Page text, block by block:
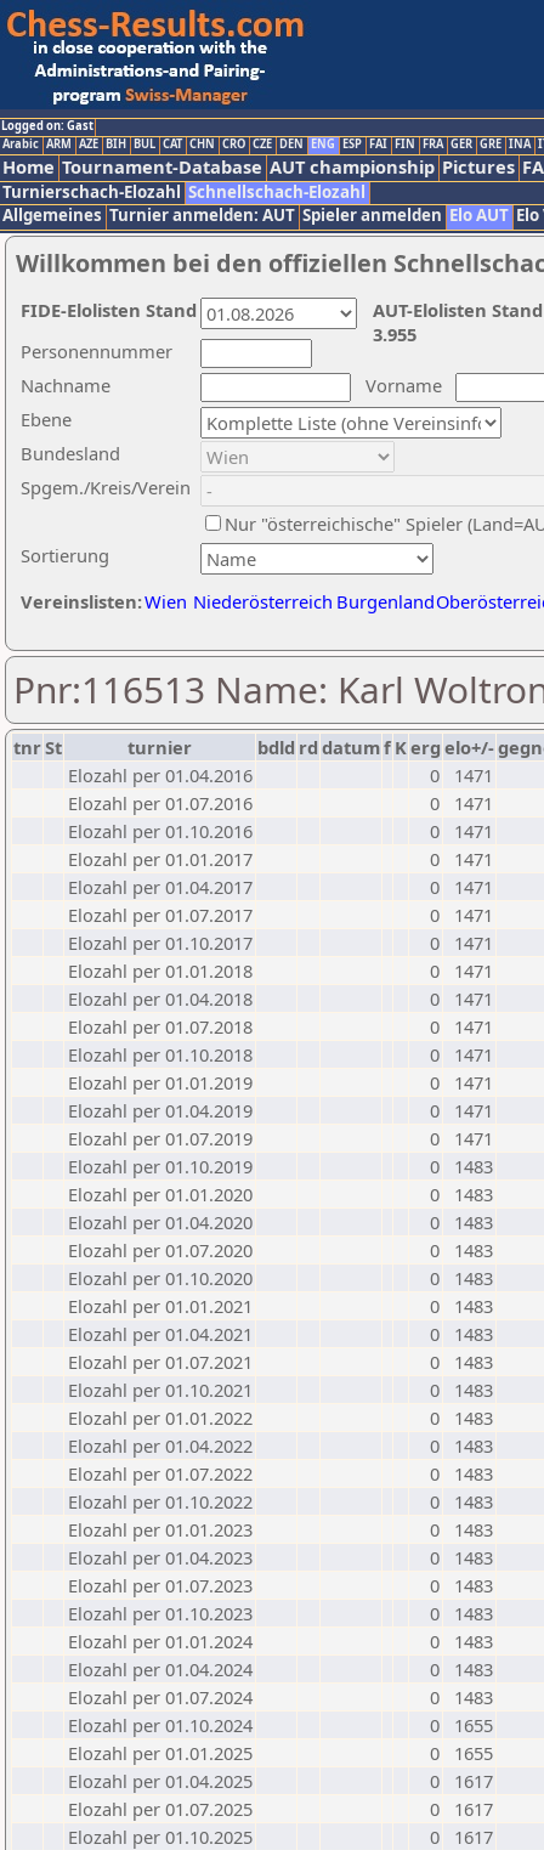
Logged on: Gast
Arabic ARM AZE BIH BUL CAT CHN CRO CZE DEN ENG ESP FAI FIN FRA GER GRE INA
Home Tournament-Database AUT championship Pictures
Turnierschach-Elozahl Schnellschach-Elozahl
Allgemeines Turnier anmelden: AUT Spieler anmelden Elo AUT
Willkommen bei den offiziellen
Nachname
Vorname
Ebene
Sortierung
Personennummer
Bundesland
Spgem./Kreis/Verein
Nur "österreichische" Spieler
Vereinslisten:Wien Niederösterreich Burgenland
AUT-Elolisten
3.955
FIDE-Elolisten Stand
Pnr:116513 Name: Karl
tnrSt turnier bdld rd datumf Kerg elo+/-
Elozahl per 01.04.2016
0
1471
Elozahl per 01.07.2016
0
1471
Elozahl per 01.10.2016
0
1471
Elozahl per 01.01.2017
0
1471
Elozahl per 01.04.2017
0
1471
Elozahl per 01.07.2017
0
1471
Elozahl per 01.10.2017
0
1471
Elozahl per 01.01.2018
0
1471
Elozahl per 01.04.2018
0
1471
Elozahl per 01.07.2018
0
1471
Elozahl per 01.10.2018
0
1471
Elozahl per 01.01.2019
0
1471
Elozahl per 01.04.2019
0
1471
Elozahl per 01.07.2019
0
1471
Elozahl per 01.10.2019
0
1483
Elozahl per 01.01.2020
0
1483
Elozahl per 01.04.2020
0
1483
Elozahl per 01.07.2020
0
1483
Elozahl per 01.10.2020
0
1483
Elozahl per 01.01.2021
0
1483
Elozahl per 01.04.2021
0
1483
Elozahl per 01.07.2021
0
1483
Elozahl per 01.10.2021
0
1483
Elozahl per 01.01.2022
0
1483
Elozahl per 01.04.2022
0
1483
Elozahl per 01.07.2022
0
1483
Elozahl per 01.10.2022
0
1483
Elozahl per 01.01.2023
0
1483
Elozahl per 01.04.2023
0
1483
Elozahl per 01.07.2023
0
1483
Elozahl per 01.10.2023
0
1483
Elozahl per 01.01.2024
0
1483
Elozahl per 01.04.2024
0
1483
Elozahl per 01.07.2024
0
1483
Elozahl per 01.10.2024
0
1655
Elozahl per 01.01.2025
0
1655
Elozahl per 01.04.2025
0
1617
Elozahl per 01.07.2025
0
1617
Elozahl per 01.10.2025
0
1617